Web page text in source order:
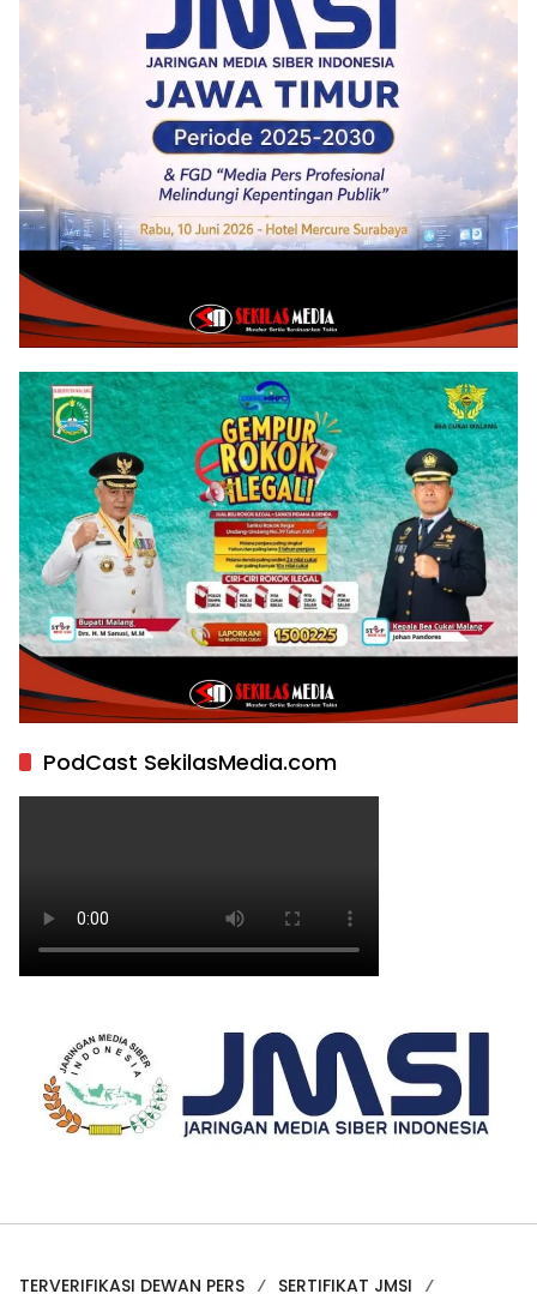
PodCast SekilasMedia.com
TERVERIFIKASI DEWAN PERS SERTIFIKAT JMSI